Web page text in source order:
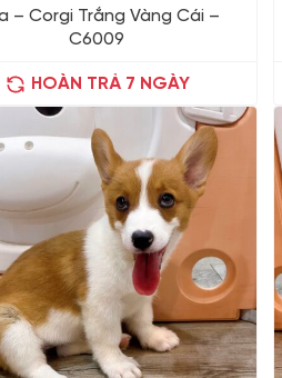
– Corgi Trắng Vàng Cái –
C6009
HOÀN TRẢ 7 NGÀY